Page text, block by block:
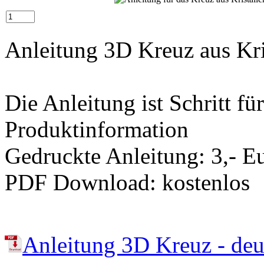
Anleitung 3D Kreuz aus
Die Anleitung ist Schritt
Produktinformation
Gedruckte Anleitung: 3,-
PDF Download: kostenlos
Anleitung 3D Kreuz -